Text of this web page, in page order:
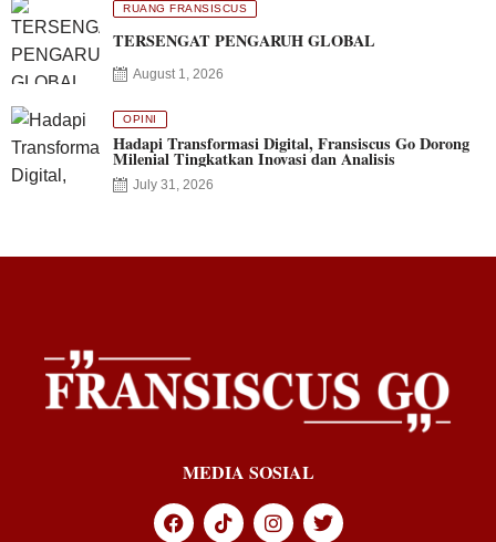
RUANG FRANSISCUS
TERSENGAT PENGARUH GLOBAL
August 1, 2026
OPINI
Hadapi Transformasi Digital, Fransiscus Go Dorong
Milenial Tingkatkan Inovasi dan Analisis
July 31, 2026
MEDIA SOSIAL